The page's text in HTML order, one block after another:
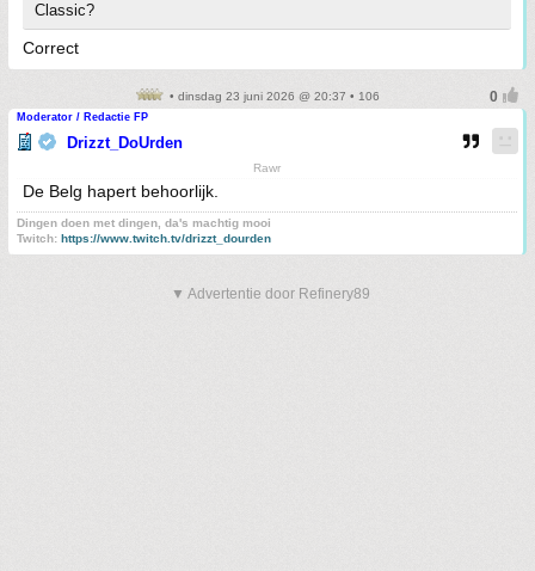
Classic?
Correct
• dinsdag 23 juni 2026 @ 20:37 • 106
Moderator / Redactie FP
Drizzt_DoUrden
Rawr
De Belg hapert behoorlijk.
Dingen doen met dingen, da's machtig mooi
Twitch: https://www.twitch.tv/drizzt_dourden
▼ Advertentie door Refinery89